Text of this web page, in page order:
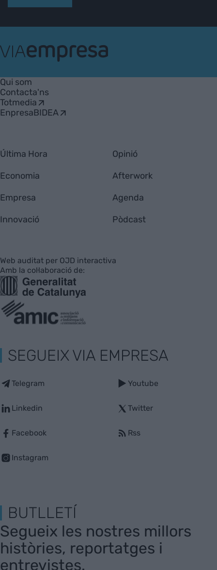
Empresa
Qui som
Contacta'ns
Totmedia
EnpresaBIDEA
Última Hora
Economia
Empresa
Innovació
Opinió
Afterwork
Agenda
Pòdcast
Web auditat per OJD interactiva
Amb la col·laboració de:
SEGUEIX VIA EMPRESA
Telegram
Linkedin
Facebook
Instagram
Youtube
Twitter
Rss
BUTLLETÍ
Segueix les nostres millors
històries, reportatges i
entrevistes.